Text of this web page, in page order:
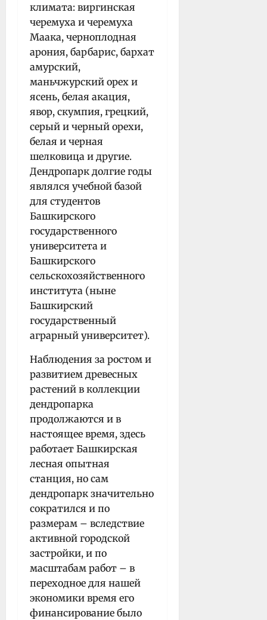
климата: виргинская
черемуха и черемуха
Маака, черноплодная
арония, барбарис, бархат
амурский,
маньчжурский орех и
ясень, белая акация,
явор, скумпия, грецкий,
серый и черный орехи,
белая и черная
шелковица и другие.
Дендропарк долгие годы
являлся учебной базой
для студентов
Башкирского
государственного
университета и
Башкирского
сельскохозяйственного
института (ныне
Башкирский
государственный
аграрный университет).
Наблюдения за ростом и
развитием древесных
растений в коллекции
дендропарка
продолжаются и в
настоящее время, здесь
работает Башкирская
лесная опытная
станция, но сам
дендропарк значительно
сократился и по
размерам – вследствие
активной городской
застройки, и по
масштабам работ – в
переходное для нашей
экономики время его
финансирование было